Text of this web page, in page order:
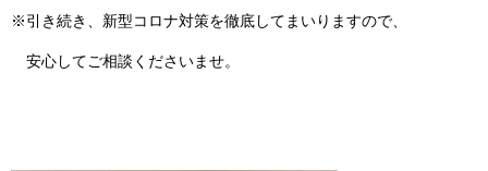
※引き続き、新型コロナ対策を徹底してまいりますので、
安心してご相談くださいませ。